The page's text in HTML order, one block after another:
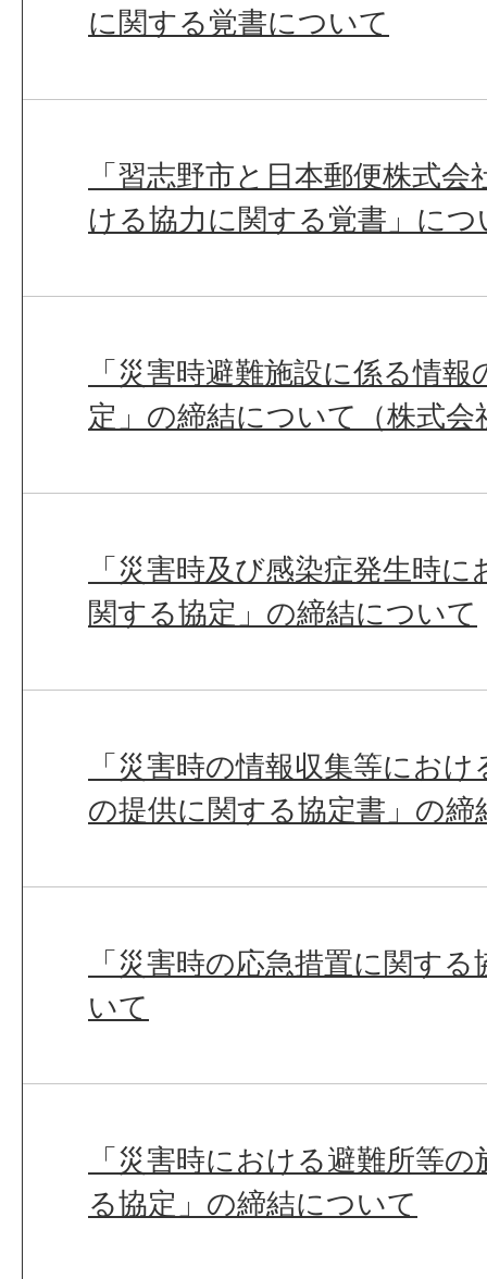
に関する覚書について
「習志野市と日本郵便株式
ける協力に関する覚書」につ
「災害時避難施設に係る情
定」の締結について（株式会
「災害時及び感染症発生時
関する協定」の締結について
「災害時の情報収集等にお
の提供に関する協定書」の締
「災害時の応急措置に関す
いて
「災害時における避難所等
る協定」の締結について